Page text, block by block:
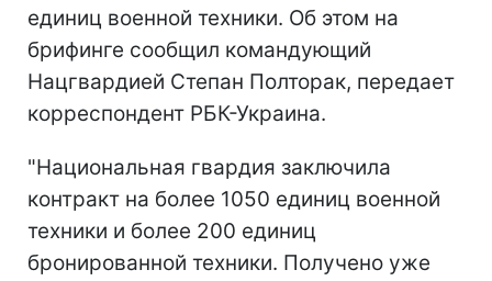
единиц военной техники. Об этом на
брифинге сообщил командующий
Нацгвардией Степан Полторак, передает
корреспондент РБК-Украина.
"Национальная гвардия заключила
контракт на более 1050 единиц военной
техники и более 200 единиц
бронированной техники. Получено уже